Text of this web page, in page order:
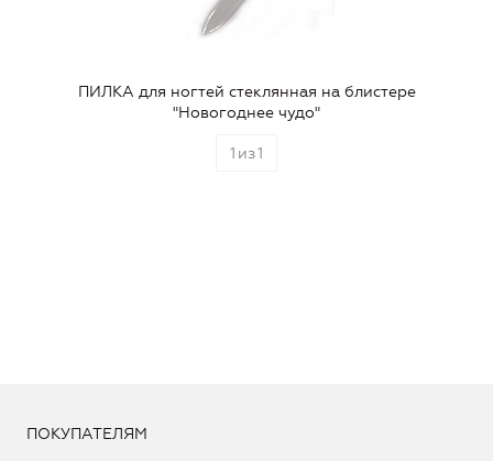
ПИЛКА для ногтей стеклянная на блистере
"Новогоднее чудо"
1 из1
ПОКУПАТЕЛЯМ